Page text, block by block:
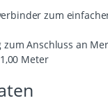
zum
zum Anschluss an
Meter